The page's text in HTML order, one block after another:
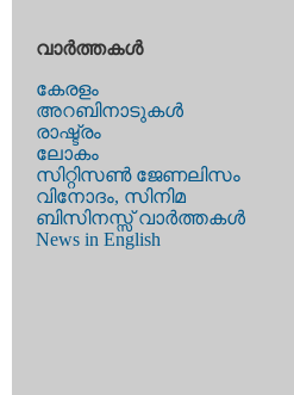
വാര്‍ത്തകള്‍
കേരളം
അറബിനാടുകള്‍
രാഷ്ട്രം
ലോകം
സിറ്റിസണ്‍ ജേണലിസം
വിനോദം, സിനിമ
ബിസിനസ്സ് വാര്‍ത്തകള്‍
News in English